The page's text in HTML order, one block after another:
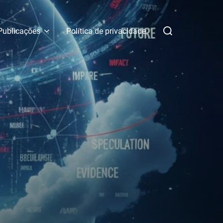
Política de privacidade
Pesquisar